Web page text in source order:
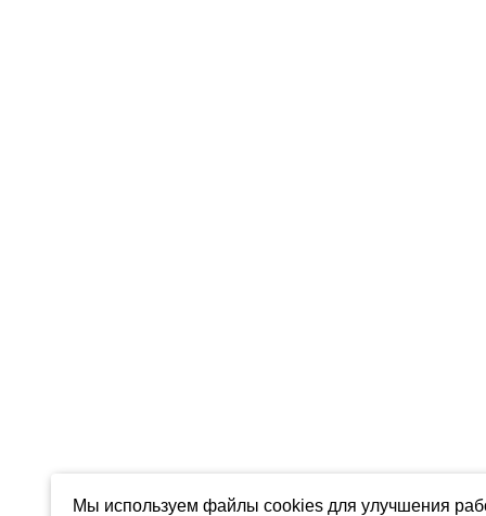
Мы используем файлы cookies для улучшения